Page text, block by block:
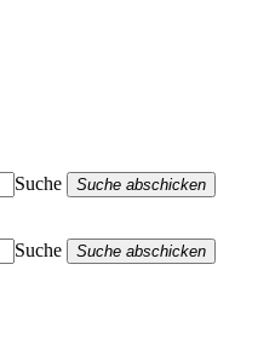
Suche
Suche abschicken
Suche
Suche abschicken